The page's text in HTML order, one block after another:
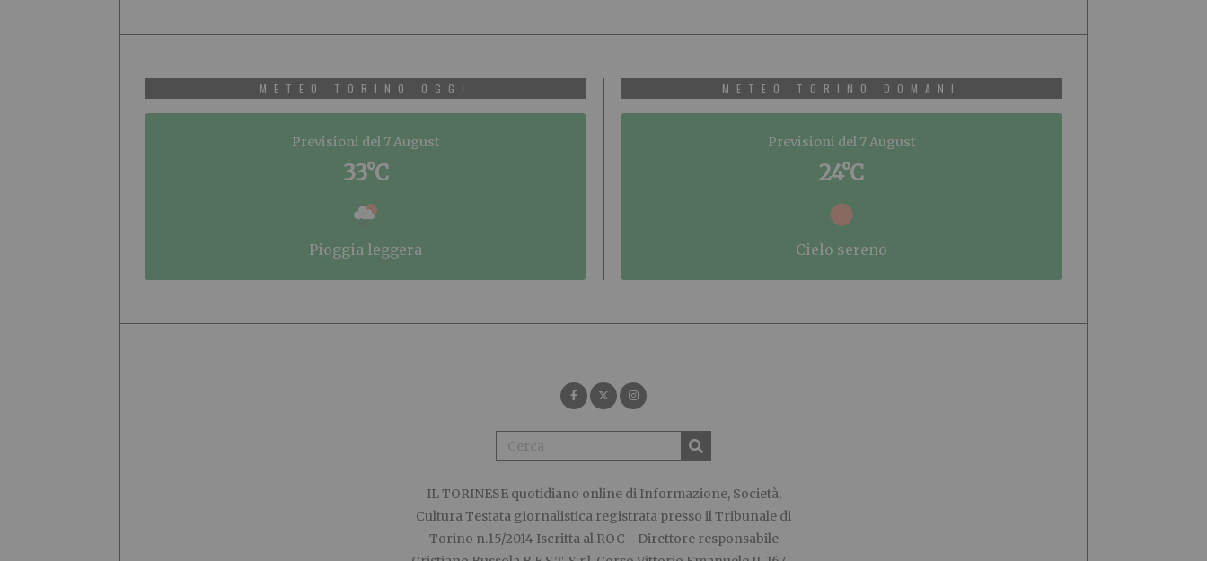
METEO TORINO OGGI
Previsioni del 7 August
33°C
pioggia leggera
METEO TORINO DOMANI
Previsioni del 7 August
24°C
cielo sereno
IL TORINESEquotidiano online di Informazione, Società,
Cultura Testata giornalistica registrata presso il Tribunale di
Torino n.15/2014 Iscritta al ROC - Direttore responsabile